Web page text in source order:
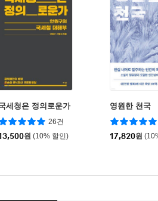
세청은 정의로운가
26건
원 (10% 할인)
영원한 천국
17,820원